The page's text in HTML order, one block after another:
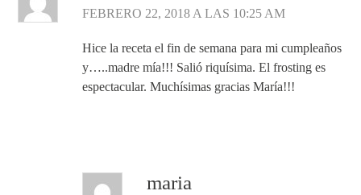
FEBRERO 22, 2018 A LAS 10:25 AM
Hice la receta el fin de semana para mi cumpleaños
y…..madre mía!!! Salió riquísima. El frosting es
espectacular. Muchísimas gracias María!!!
maria